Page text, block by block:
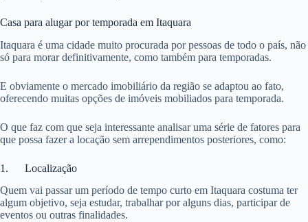
Casa para alugar por temporada em Itaquara
Itaquara é uma cidade muito procurada por pessoas de todo o país, não
só para morar definitivamente, como também para temporadas.
E obviamente o mercado imobiliário da região se adaptou ao fato,
oferecendo muitas opções de imóveis mobiliados para temporada.
O que faz com que seja interessante analisar uma série de fatores para
que possa fazer a locação sem arrependimentos posteriores, como:
1. Localização
Quem vai passar um período de tempo curto em Itaquara costuma ter
algum objetivo, seja estudar, trabalhar por alguns dias, participar de
eventos ou outras finalidades.